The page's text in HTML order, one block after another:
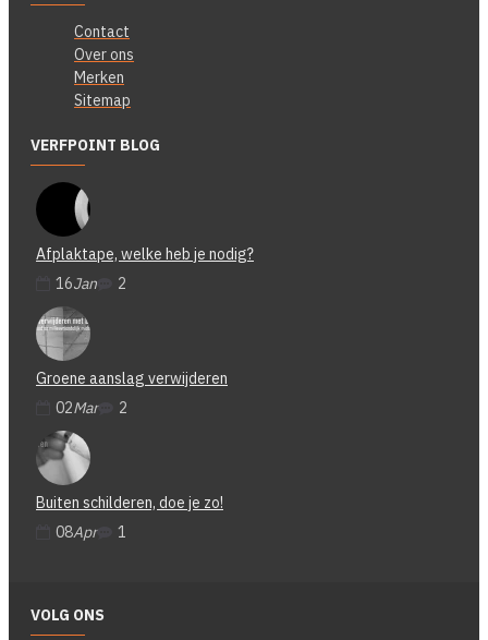
Contact
Over ons
Merken
Sitemap
VERFPOINT BLOG
Afplaktape, welke heb je nodig?
16Jan 2
Groene aanslag verwijderen
02Mar 2
Buiten schilderen, doe je zo!
08Apr 1
VOLG ONS